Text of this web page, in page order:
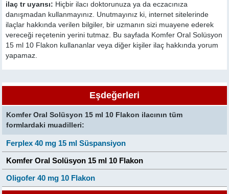
ilaç tr uyarısı: Hiçbir ilacı doktorunuza ya da eczacınıza
danışmadan kullanmayınız. Unutmayınız ki, internet sitelerinde
ilaçlar hakkında verilen bilgiler, bir uzmanın sizi muayene ederek
vereceği reçetenin yerini tutmaz. Bu sayfada Komfer Oral Solüsyon
15 ml 10 Flakon kullananlar veya diğer kişiler ilaç hakkında yorum
yapamaz.
Eşdeğerleri
Komfer Oral Solüsyon 15 ml 10 Flakon ilacının tüm
formlardaki muadilleri:
Ferplex 40 mg 15 ml Süspansiyon
Komfer Oral Solüsyon 15 ml 10 Flakon
Oligofer 40 mg 10 Flakon